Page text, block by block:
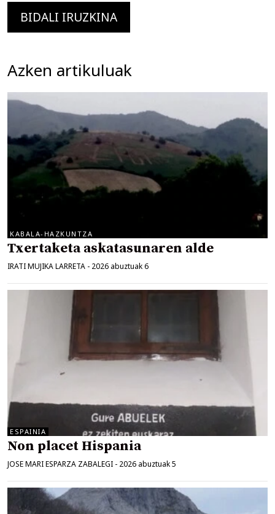
Azken artikuluak
KABALA-HAZKUNTZA
Txertaketa askatasunaren alde
IRATI MUJIKA LARRETA - 2026 abuztuak 6
ESPAINIA
Non placet Hispania
JOSE MARI ESPARZA ZABALEGI - 2026 abuztuak 5